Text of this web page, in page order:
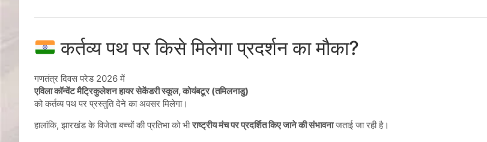
कर्तव्य पथ पर किसे मिलेगा प्रदर्शन का मौका?
गणतंत्र दिवस परेड 2026 में
एविला कॉन्वेंट मैट्रिकुलेशन हायर सेकेंडरी स्कूल, कोयंबटूर (तमिलनाडु)
को कर्तव्य पथ पर प्रस्तुति देने का अवसर मिलेगा।
हालांकि, झारखंड के विजेता बच्चों की प्रतिभा को भीराष्ट्रीय मंच पर प्रदर्शित किए जाने की संभावनाजताई जा रही है।